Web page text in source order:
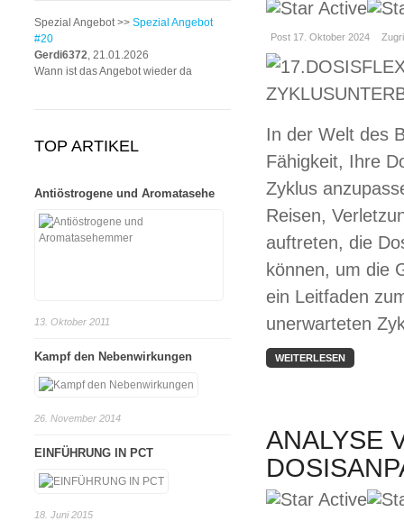
Post 17. Oktober 2024
In der Welt des
Fähigkeit, Ihre
Zyklus
Reisen,
auftreten, die
können, um die
ein Leitfaden
unerwarteten
WEITERLESEN
ANALYSE
Spezial Angebot >> Spezial Angebot
#20
Gerdi6372, 21.01.2026
Wann ist das Angebot wieder da
TOP ARTIKEL
Antiöstrogene und Aromatasehe
13. Oktober 2011
Kampf den Nebenwirkungen
26. November 2014
EINFÜHRUNG IN PCT
18. Juni 2015